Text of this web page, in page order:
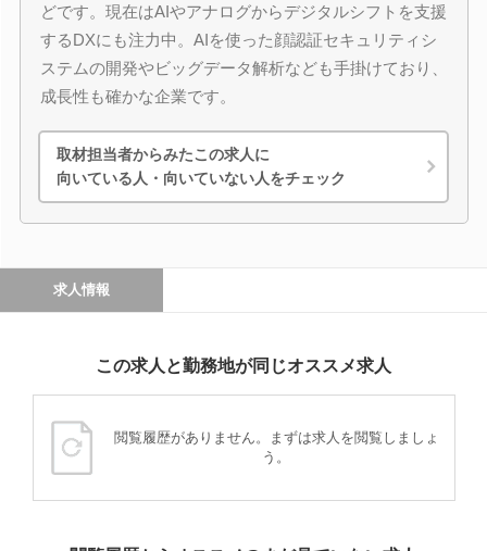
どです。現在はAIやアナログからデジタルシフトを支援
するDXにも注力中。AIを使った顔認証セキュリティシ
ステムの開発やビッグデータ解析なども手掛けており、
成長性も確かな企業です。
取材担当者からみたこの求人に
向いている人・向いていない人をチェック
求人情報
この求人と勤務地が同じオススメ求人
閲覧履歴がありません。まずは求人を閲覧しましょ
う。